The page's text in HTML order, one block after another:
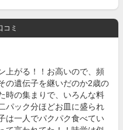
コミ
上がる！！お高いので、頻
の遺伝子を継いだのか2歳の
時の集まりで、いろんな料
パック分ほどお皿に盛られ
は一人でパクパク食べてい